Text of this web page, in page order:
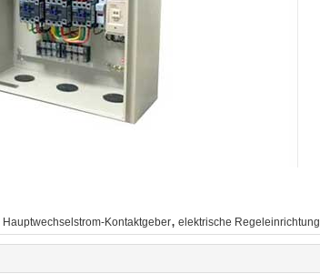
Hauptwechselstrom-Kontaktgeber, elektrische Regeleinrichtung